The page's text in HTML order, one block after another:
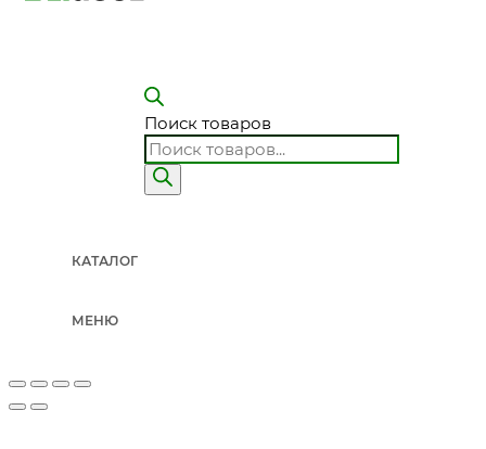
Поиск товаров
КАТАЛОГ
МЕНЮ